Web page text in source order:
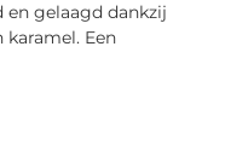
gelaagd dankzij
Een